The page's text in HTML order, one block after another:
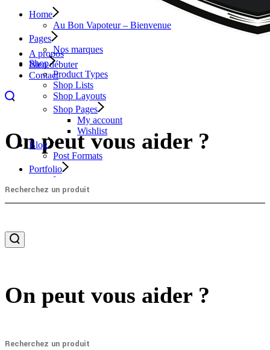
A propos
Bien débuter
Contact
On peut vous aider ?
On peut vous aider ?
Home
Au Bon Vapoteur – Bienvenue
Pages
Nos marques
Shop
Product Types
Shop Lists
Shop Layouts
Shop Pages
My account
Wishlist
Blog
Post Formats
Portfolio
Layouts
Single Types